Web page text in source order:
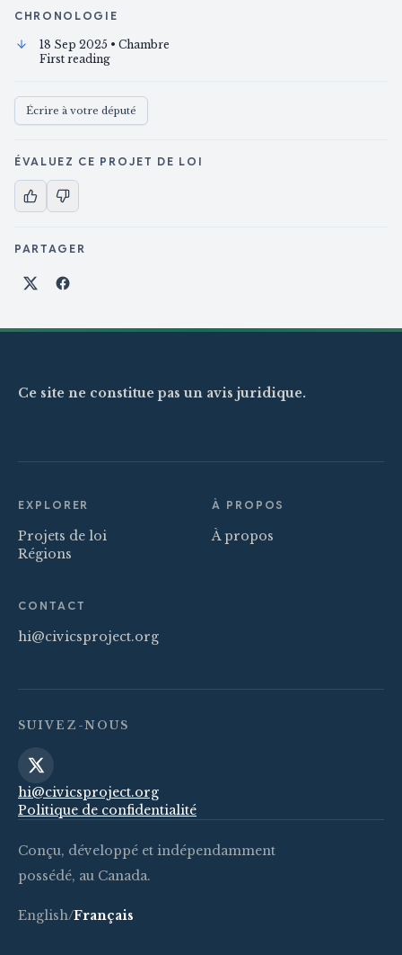
CHRONOLOGIE
18 Sep 2025 • Chambre
First reading
Écrire à votre député
ÉVALUEZ CE PROJET DE LOI
PARTAGER
Partager sur X
Partager sur Facebook
Ce site ne constitue pas un avis juridique.
EXPLORER
Projets de loi
Régions
À PROPOS
À propos
CONTACT
hi@civicsproject.org
SUIVEZ-NOUS
hi@civicsproject.org
Politique de confidentialité
Conçu, développé et indépendamment
possédé, au Canada.
English/Français